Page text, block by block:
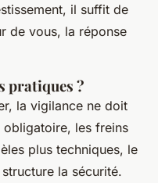
il suffit de
de vous, la réponse
pratiques ?
la vigilance ne doit
obligatoire, les freins
plus techniques, le
la sécurité.